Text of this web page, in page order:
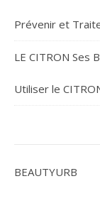
Prévenir et
LE CITRON Ses
Utiliser le
BEAUTYURB